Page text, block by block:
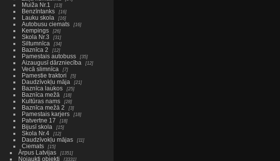
Muiža Nr.1 13
Benzīntanks 16
Lauku skola 16
Autobusu ciemats 16
Kempings 26
Skola Nr.3 31
Siltumnīca 34
Baznīca 2 12
Pamestais autobuss 35
Aizaugusī dārzniecība 12
Vecā slimnīca 7
Pamestie traktori 5
Daudzīvokļu māja 21
Baznīca laukos 25
Baznīca mežā 18
Kultūras nams 28
Baznīca mežā 2 3
Pamestais karjers 18
Patvertne 17 18
Bijusī skola 15
Skola Nr.4 12
Daudzīvokļu mājas 11
Ciemats 15
Ārpus Latvijas 1351
Nojaukti objekti 3331